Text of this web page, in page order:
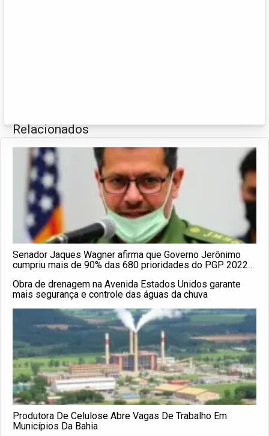
Relacionados
Senador Jaques Wagner afirma que Governo Jerônimo
cumpriu mais de 90% das 680 prioridades do PGP 2022
Obra de drenagem na Avenida Estados Unidos garante
mais segurança e controle das águas da chuva
Produtora De Celulose Abre Vagas De Trabalho Em
Municípios Da Bahia